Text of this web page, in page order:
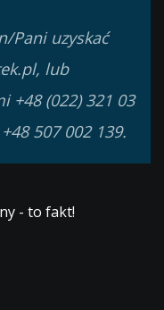
Pani uzyskać
, lub
+48 (022) 321 03
507 002 139.